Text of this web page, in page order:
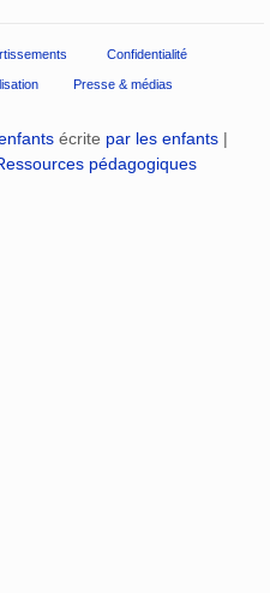
Confidentialité
Presse & médias
écrite par les enfants |
pédagogiques